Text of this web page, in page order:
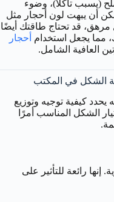
(يسبب تآكلًا)، وضوء
أن يبهت لون أحجار مثل
قد تحتاج طاقتك أيضًا
مما يجعل استخدام أحجار
العافية الشامل.
الشكل في المكتب
كيفية توجيه وتوزيع
الشكل المناسب أمرًا
إنها رائعة للتأثير على